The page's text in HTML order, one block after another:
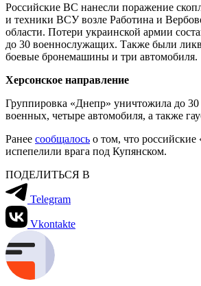
Российские ВС нанесли поражение
и техники ВСУ возле Работина и
области. Потери украинской армии
до 30 военнослужащих. Также были
боевые бронемашины и три автомобиля.
Херсонское направление
Группировка «Днепр» уничтожила до 30
военных, четыре автомобиля, а также
Ранее сообщалось о том, что
испепелили врага под Купянском.
ПОДЕЛИТЬСЯ В
Telegram
Vkontakte